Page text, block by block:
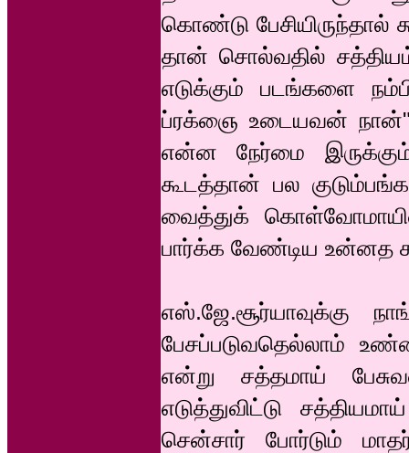
கொண்டு பேசியிருந்தால்
தான் சொல்வதில்
எடுக்கும் படங்களை
ப்ரக்ஞை உடையவன் நான்"
என்ன நேர்மை
கூடத்தான் பல
வைத்துக்
பார்க்க வேண்டிய உன்னத
எஸ்.ஜே.சூர்யாவுக்கு
பேசப்படுவதெல்லாம்
என்று சத்தமாய்
எடுத்துவிட்டு
சென்சார் போர்டும்